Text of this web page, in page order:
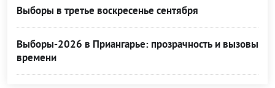
Выборы в третье воскресенье сентября
Выборы-2026 в Приангарье: прозрачность и вызовы
времени